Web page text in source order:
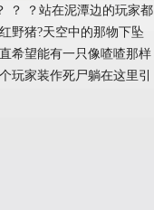
？ ？站在泥潭边的玩家都
野猪?天空中的那物下坠
希望能有一只像喳喳那样
玩家装作死尸躺在这里引